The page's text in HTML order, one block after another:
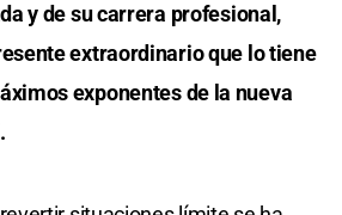
y de su carrera profesional,
extraordinario que lo tiene
exponentes de la nueva